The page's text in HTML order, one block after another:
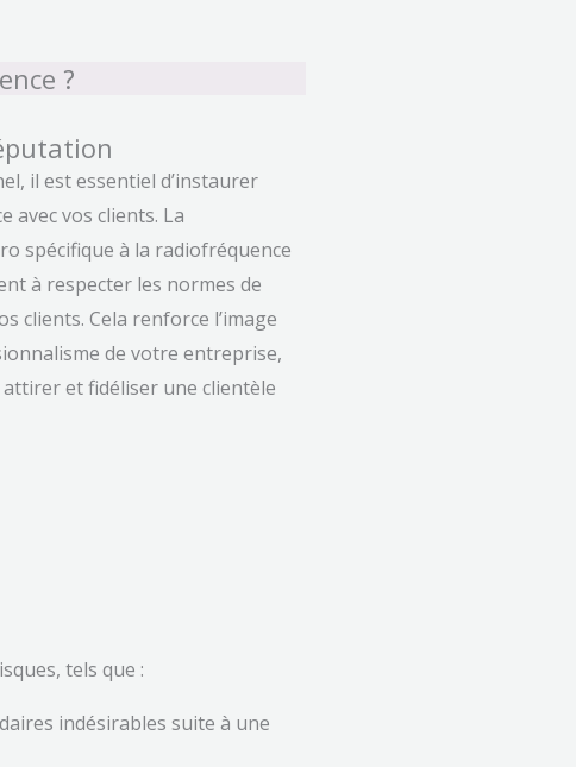
?
il est essentiel d’instaurer
avec vos clients. La
spécifique à la radiofréquence
à respecter les normes de
clients. Cela renforce l’image
de votre entreprise,
et fidéliser une clientèle
tels que :
indésirables suite à une